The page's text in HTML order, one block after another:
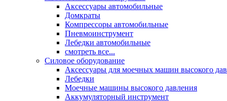
Аксессуары автомобильные
Домкраты
Компрессоры автомобильные
Пневмоинструмент
Лебедки автомобильные
смотреть все...
Силовое оборудование
Аксессуары для моечных машин высокого
Лебедки
Моечные машины высокого давления
Аккумуляторный инструмент